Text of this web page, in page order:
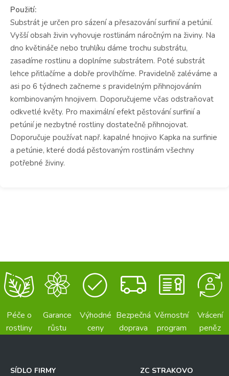
Použití:
Substrát je určen pro sázení a přesazování surfinií a petúnií.
Vyšší obsah živin vyhovuje rostlinám náročným na živiny. Na
dno květináče nebo truhlíku dáme trochu substrátu,
zasadíme rostlinu a doplníme substrátem. Poté substrát
lehce přitlačíme a dobře provlhčíme. Pravidelně zaléváme a
asi po 6 týdnech začneme s pravidelným přihnojováním
kombinovaným hnojivem. Doporučujeme včas odstraňovat
odkvetlé květy. Pro maximální efekt pěstování surfinií a
petúnií je nezbytné rostliny dostatečně přihnojovat.
Doporučuje používat např. kapalné hnojivo Kapka na surfinie
a petúnie, které dodá pěstovaným rostlinám všechny
potřebné živiny.
Péče o
rostliny
Garance
růstu
Výhodné
ceny
Bezpečná
doprava
Věrnostní
program
Vrácení
peněz
SÍDLO FIRMY
ZC STRAKOVO